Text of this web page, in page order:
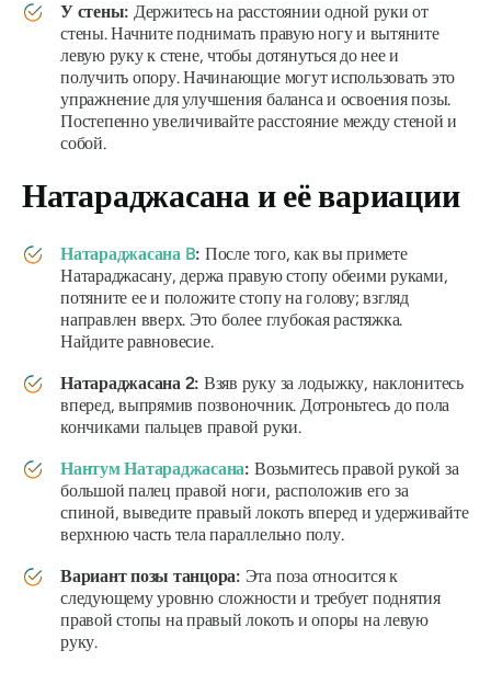
У стены: Держитесь на расстоянии одной руки от
стены. Начните поднимать правую ногу и вытяните
левую руку к стене, чтобы дотянуться до нее и
получить опору. Начинающие могут использовать это
упражнение для улучшения баланса и освоения позы.
Постепенно увеличивайте расстояние между стеной и
собой.
Натараджасанаи её вариации
НатараджасанаB: После того, как вы примете
Натараджасану,держа правую стопу обеими руками,
потяните ее и положите стопу на голову; взгляд
направлен вверх. Это более глубокая растяжка.
Найдите равновесие.
Натараджасана2: Взяв руку за лодыжку, наклонитесь
вперед, выпрямив позвоночник. Дотроньтесь до пола
кончиками пальцев правой руки.
НантумНатараджасана: Возьмитесь правой рукой за
большой палец правой ноги, расположив его за
спиной, выведите правый локоть вперед и удерживайте
верхнюю часть тела параллельно полу.
Вариант позы танцора: Эта поза относится к
следующему уровню сложности и требует поднятия
правой стопы на правый локоть и опоры на левую
руку.